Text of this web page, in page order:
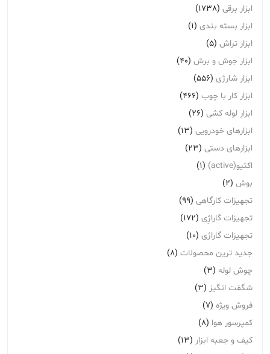
ابزار برقی (1738)
ابزار بسته بندی (1)
ابزار تراش (5)
ابزار جوش و برش (40)
ابزار شارژی (556)
ابزار کار با چوب (466)
ابزار لوله کشی (26)
ابزارهای خودرویی (13)
ابزارهای دستی (23)
اکتیو(active)
(1)
بوش (2)
تجهیزات کارگاهی (99)
تجهیزات گاراژِی (172)
تجهیزات گاراژی (10)
جدید ترین محصولات (8)
چوش لوله (3)
شگفت انگیز (3)
فروش ویژه (7)
کمپرسور هوا (8)
کیف و جعبه ابزار (13)